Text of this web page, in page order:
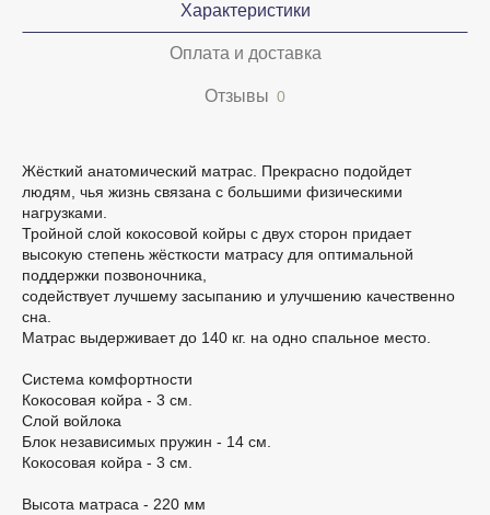
Характеристики
Оплата и доставка
Отзывы 0
Жёсткий анатомический матрас. Прекрасно подойдет
людям, чья жизнь связана с большими физическими
нагрузками.
Тройной слой кокосовой койры с двух сторон придает
высокую степень жёсткости матрасу для оптимальной
поддержки позвоночника,
содействует лучшему засыпанию и улучшению качественно
сна.
Матрас выдерживает до 140 кг. на одно спальное место.
Система комфортности
Кокосовая койра - 3 см.
Слой войлока
Блок независимых пружин - 14 см.
Кокосовая койра - 3 см.
Высота матраса - 220 мм